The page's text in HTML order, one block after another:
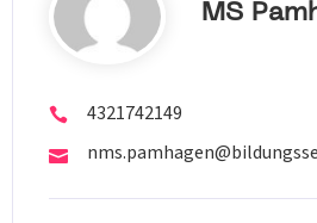
MS
4321742149